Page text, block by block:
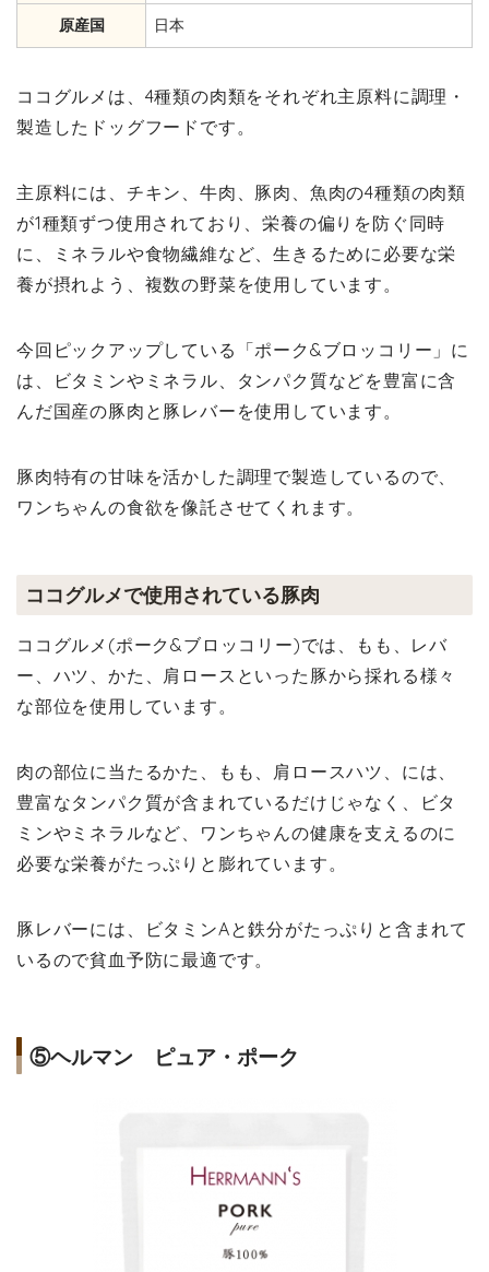
原産国 日本
ココグルメは、4種類の肉類をそれぞれ主原料に調理・
製造したドッグフードです。
主原料には、チキン、牛肉、豚肉、魚肉の4種類の肉類
が1種類ずつ使用されており、栄養の偏りを防ぐ同時
に、ミネラルや食物繊維など、生きるために必要な栄
養が摂れよう、複数の野菜を使用しています。
今回ピックアップしている「ポーク&ブロッコリー」に
は、ビタミンやミネラル、タンパク質などを豊富に含
んだ国産の豚肉と豚レバーを使用しています。
豚肉特有の甘味を活かした調理で製造しているので、
ワンちゃんの食欲を像託させてくれます。
ココグルメで使用されている豚肉
ココグルメ(ポーク&ブロッコリー)では、もも、レバ
ー、ハツ、かた、肩ロースといった豚から採れる様々
な部位を使用しています。
肉の部位に当たるかた、もも、肩ロースハツ、には、
豊富なタンパク質が含まれているだけじゃなく、ビタ
ミンやミネラルなど、ワンちゃんの健康を支えるのに
必要な栄養がたっぷりと膨れています。
豚レバーには、ビタミンAと鉄分がたっぷりと含まれて
いるので貧血予防に最適です。
⑤ヘルマン ピュア・ポーク